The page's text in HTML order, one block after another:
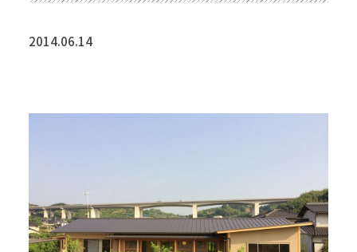
2014.06.14